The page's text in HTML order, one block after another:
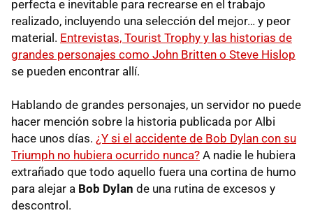
perfecta e inevitable para recrearse en el trabajo
realizado, incluyendo una selección del mejor… y peor
material. Entrevistas, Tourist Trophy y las historias de
grandes personajes como John Britten o Steve Hislop
se pueden encontrar allí.
Hablando de grandes personajes, un servidor no puede
hacer mención sobre la historia publicada por Albi
hace unos días. ¿Y si el accidente de Bob Dylan con su
Triumph no hubiera ocurrido nunca? A nadie le hubiera
extrañado que todo aquello fuera una cortina de humo
para alejar a Bob Dylan de una rutina de excesos y
descontrol.